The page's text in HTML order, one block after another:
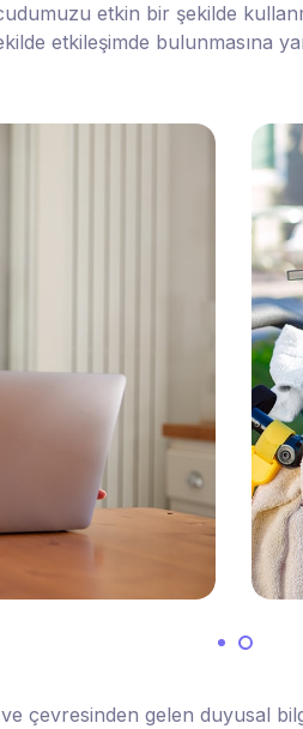
etkin bir şekilde
etkileşimde bulunmasına
çevresinden gelen duyusal